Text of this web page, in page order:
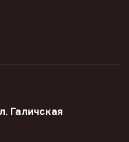
Галичская